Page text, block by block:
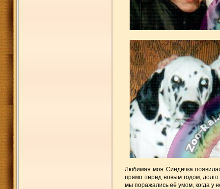
Любимая моя Синдичка
прямо перед новым годом,
мы поражались её умом, когда у